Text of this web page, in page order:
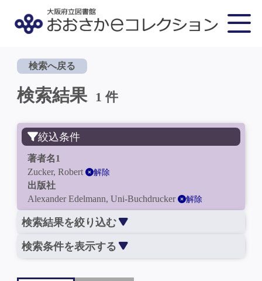
検索へ戻る
検索結果 1 件
絞込条件
著者名1
Zucker, Robert
解除
出版社
Alexander Edelmann, Uni-Buchdrucker
解除
検索結果を絞り込む
検索条件を表示する